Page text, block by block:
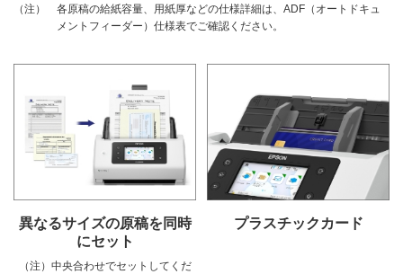
（注）
各原稿の給紙容量、用紙厚などの仕様詳細は、ADF（オートドキュ
メントフィーダー）仕様表でご確認ください。
異なるサイズの原稿を同時
にセット
（注）中央合わせでセットしてくだ
プラスチックカード